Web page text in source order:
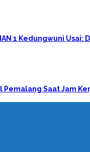
1 Kedungwuni Usai:
Saat Jam